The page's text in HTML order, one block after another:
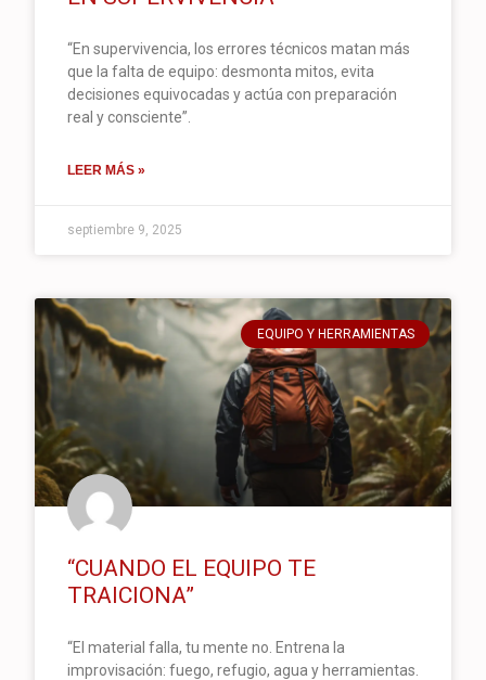
“En supervivencia, los errores técnicos matan más
que la falta de equipo: desmonta mitos, evita
decisiones equivocadas y actúa con preparación
real y consciente”.
LEER MÁS »
septiembre 9, 2025
EQUIPO Y HERRAMIENTAS
“CUANDO EL EQUIPO TE
TRAICIONA”
“El material falla, tu mente no. Entrena la
improvisación: fuego, refugio, agua y herramientas.